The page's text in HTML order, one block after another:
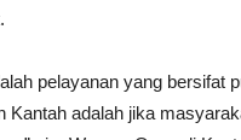
pelayanan yang bersifat
Kantah adalah jika